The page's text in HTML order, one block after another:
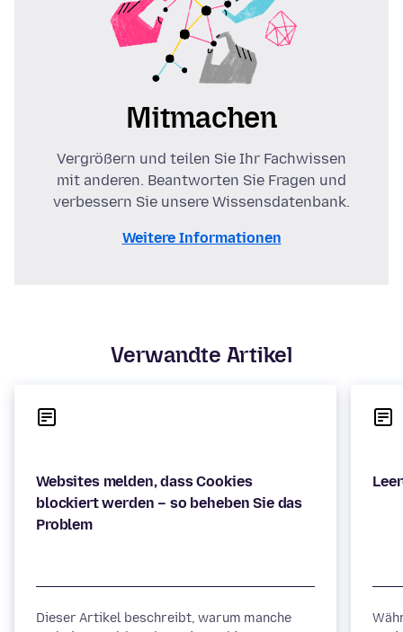
Mitmachen
Vergrößern und teilen Sie Ihr Fachwissen
mit anderen. Beantworten Sie Fragen und
verbessern Sie unsere Wissensdatenbank.
Weitere Informationen
Verwandte Artikel
Websites melden, dass Cookies
blockiert werden – so beheben Sie das
Problem
Dieser Artikel beschreibt, warum manche